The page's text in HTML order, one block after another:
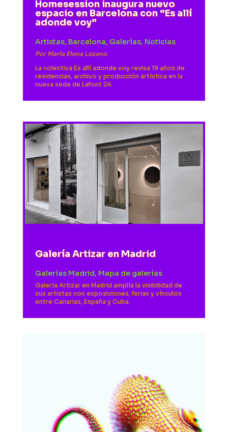
Homesession inaugura nuevo
espacio en Barcelona con “Es allí
adonde voy”
Artistas, Barcelona, Galerías, Noticias
PorMaría Elena Lozano
La colectiva Es allí adonde voy revisa 19 años de
residencias, archivo y producción artística en la
nueva sede de Lafont 24.
Galería Artizar en Madrid
Galerías Madrid, Mapa de galerías
Galería Artizar en Madrid amplía la visibilidad de
sus artistas con exposiciones, ferias y vínculos
entre Canarias, España y Cuba.